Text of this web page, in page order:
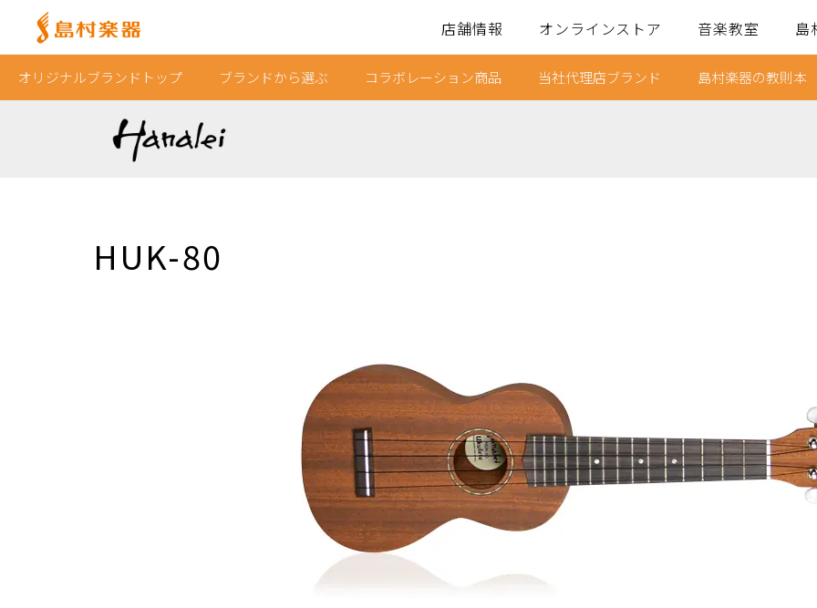
店舗情報 オンラインストア 音楽教室 島
オリジナルブランドトップ ブランドから選ぶ コラボレーション商品 当社代理店ブランド 島村楽器の教則本
HUK-80